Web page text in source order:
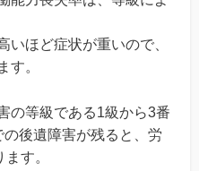
いほど症状が重いので、
す。
の等級である1級から3番
後遺障害が残ると、労
す。